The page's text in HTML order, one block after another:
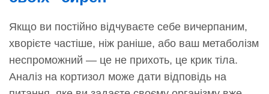
Якщо ви постійно відчуваєте себе вичерпаним,
хворієте частіше, ніж раніше, або ваш метаболізм
неспроможний — це не прихоть, це крик тіла.
Аналіз на кортизол може дати відповідь на